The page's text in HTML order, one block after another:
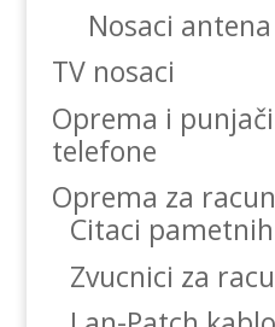
Nosaci antena
TV nosaci
Oprema i
telefone
Oprema za
Citaci
Zvucnici za